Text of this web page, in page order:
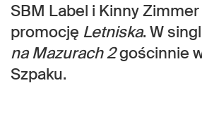
SBM Label i Kinny
promocję Letniska. W
na Mazurach 2gościnnie
Szpaku.